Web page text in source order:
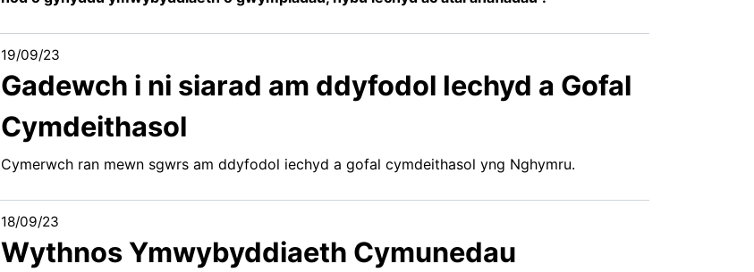
19/09/23
Gadewch i ni siarad am ddyfodol Iechyd a Gofal
Cymdeithasol
Cymerwch ran mewn sgwrs am ddyfodol iechyd a gofal cymdeithasol yng Nghymru.
18/09/23
Wythnos Ymwybyddiaeth Cymunedau